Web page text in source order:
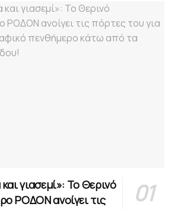
γιασεμί»: Το Θερινό
ΡΟΔΟΝ ανοίγει τις